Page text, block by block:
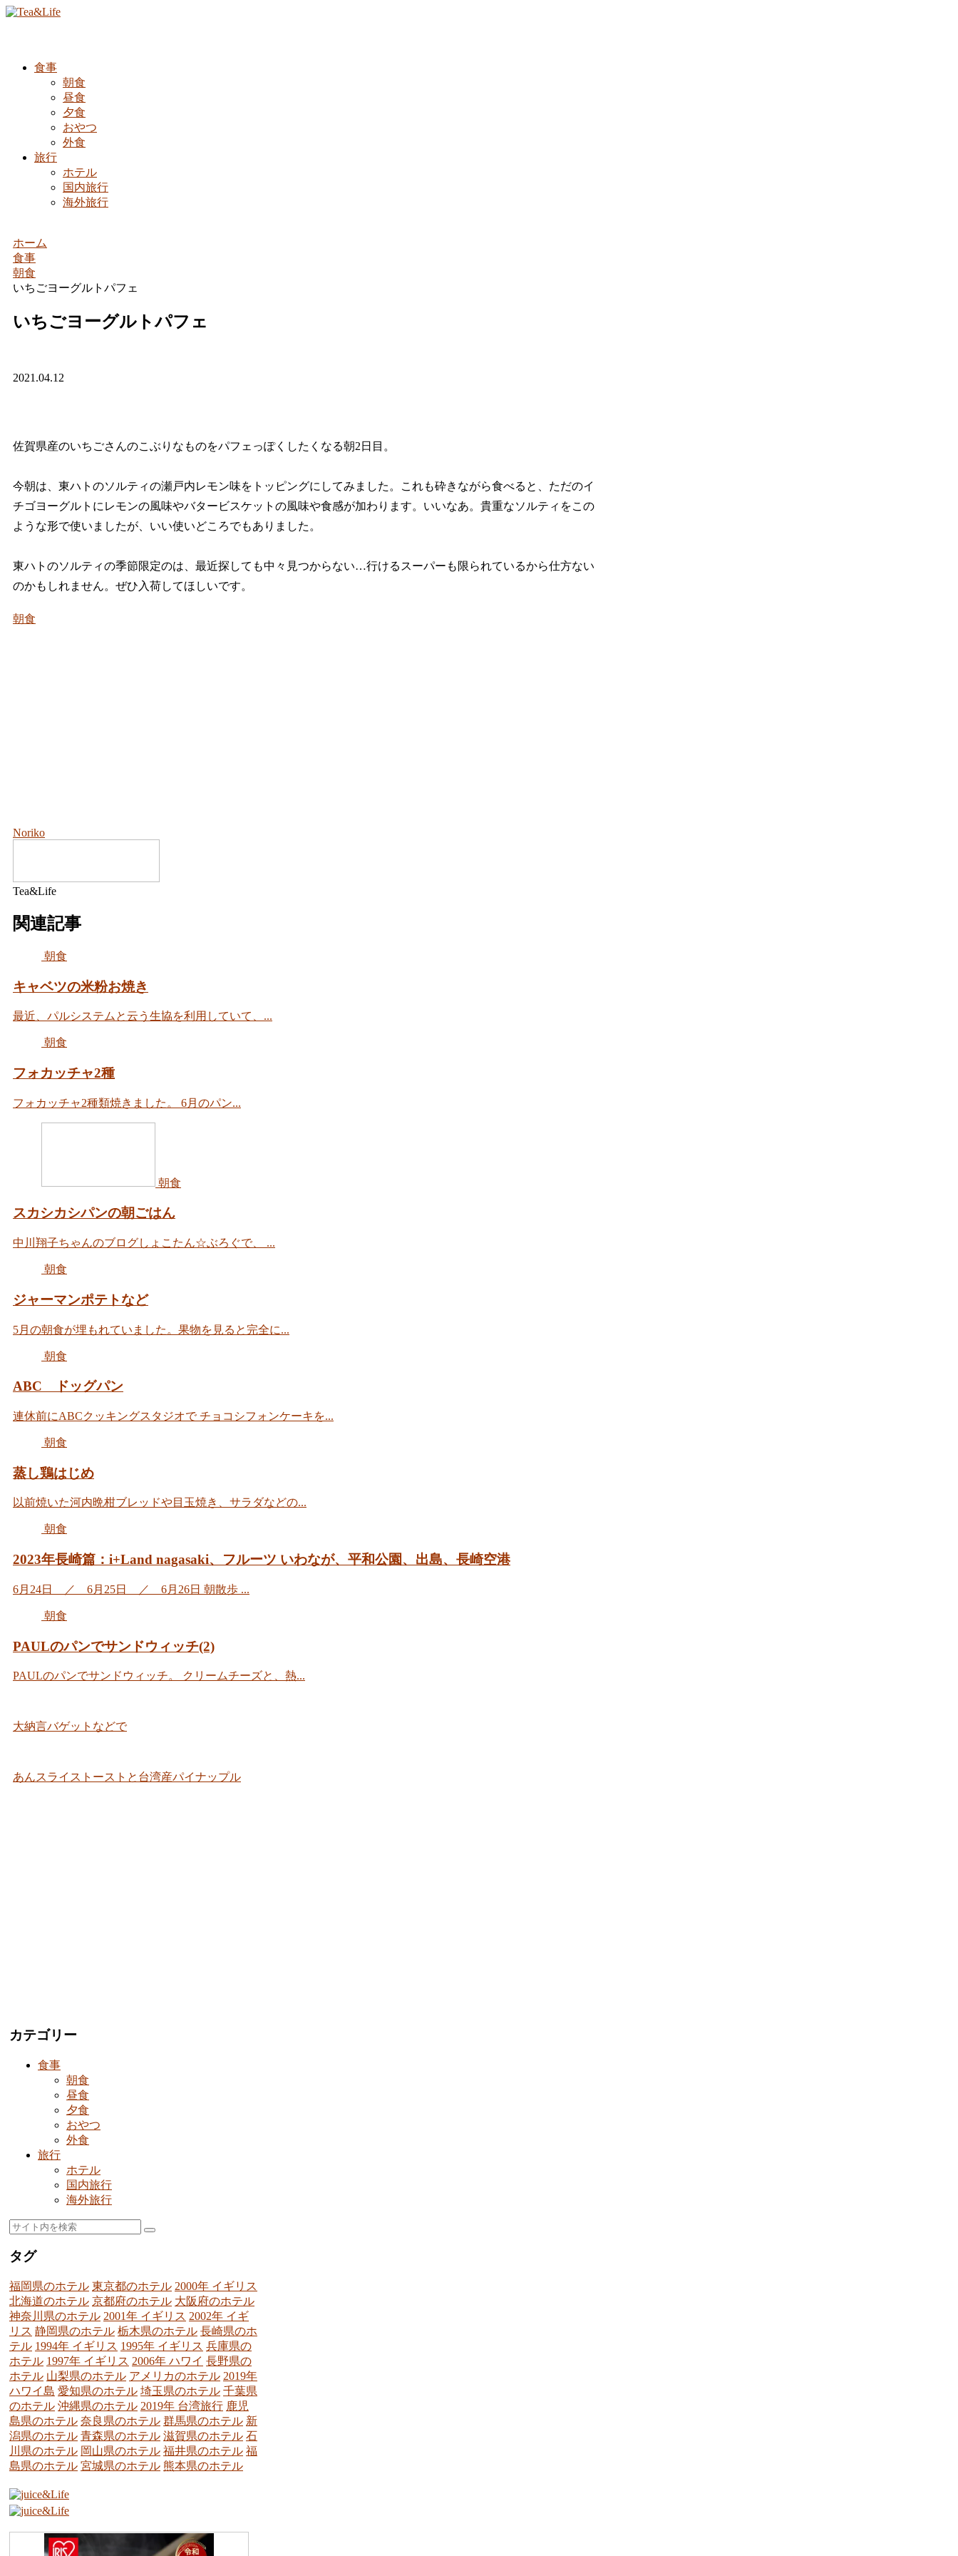
食事
朝食
昼食
夕食
おやつ
外食
旅行
ホテル
国内旅行
海外旅行
ホーム
食事
朝食
いちごヨーグルトパフェ
いちごヨーグルトパフェ
2021.04.12
佐賀県産のいちごさんのこぶりなものをパフェっぽくしたくなる朝2日目。
今朝は、東ハトのソルティの瀬戸内レモン味をトッピングにしてみました。これも砕きながら食べると、ただのイ
チゴヨーグルトにレモンの風味やバタービスケットの風味や食感が加わります。いいなあ。貴重なソルティをこの
ような形で使いましたが、いい使いどころでもありました。
東ハトのソルティの季節限定のは、最近探しても中々見つからない…行けるスーパーも限られているから仕方ない
のかもしれません。ぜひ入荷してほしいです。
朝食
Noriko
Tea&Life
関連記事
朝食
キャベツの米粉お焼き
最近、パルシステムと云う生協を利用していて、...
朝食
フォカッチャ2種
フォカッチャ2種類焼きました。 6月のパン...
朝食
スカシカシパンの朝ごはん
中川翔子ちゃんのブログしょこたん☆ぶろぐで、 ...
朝食
ジャーマンポテトなど
5月の朝食が埋もれていました。果物を見ると完全に...
朝食
ABC ドッグパン
連休前にABCクッキングスタジオで チョコシフォンケーキを...
朝食
蒸し鶏はじめ
以前焼いた河内晩柑ブレッドや目玉焼き、サラダなどの...
朝食
2023年長崎篇：i+Land nagasaki、フルーツ いわなが、平和公園、出島、長崎空港
6月24日 ／ 6月25日 ／ 6月26日 朝散歩 ...
朝食
PAULのパンでサンドウィッチ(2)
PAULのパンでサンドウィッチ。 クリームチーズと、熱...
大納言バゲットなどで
あんスライストーストと台湾産パイナップル
カテゴリー
食事
朝食
昼食
夕食
おやつ
外食
旅行
ホテル
国内旅行
海外旅行
タグ
福岡県のホテル 東京都のホテル 2000年 イギリス
北海道のホテル 京都府のホテル 大阪府のホテル
神奈川県のホテル 2001年 イギリス 2002年 イギ
リス 静岡県のホテル 栃木県のホテル 長崎県のホ
テル 1994年 イギリス 1995年 イギリス 兵庫県の
ホテル 1997年 イギリス 2006年 ハワイ 長野県の
ホテル 山梨県のホテル アメリカのホテル 2019年
ハワイ島 愛知県のホテル 埼玉県のホテル 千葉県
のホテル 沖縄県のホテル 2019年 台湾旅行 鹿児
島県のホテル 奈良県のホテル 群馬県のホテル 新
潟県のホテル 青森県のホテル 滋賀県のホテル 石
川県のホテル 岡山県のホテル 福井県のホテル 福
島県のホテル 宮城県のホテル 熊本県のホテル